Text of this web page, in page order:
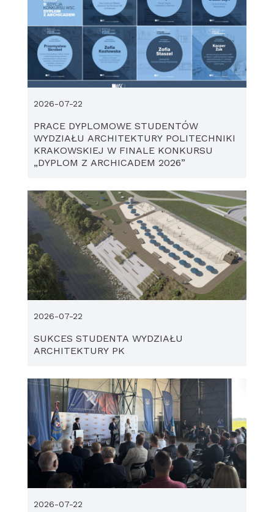
PRACE DYPLOMOWE STUDENTÓW
WYDZIAŁU ARCHITEKTURY POLITECHNIKI
KRAKOWSKIEJ W FINALE KONKURSU
„DYPLOM Z ARCHICADEM 2026”
2026-07-22
SUKCES STUDENTA WYDZIAŁU
ARCHITEKTURY PK
2026-07-22
2026-07-22